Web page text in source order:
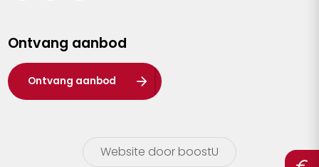
Waasland
Wuustwezel
Zoersel
Ontvang aanbod
Ontvang aanbod
Website door boostU